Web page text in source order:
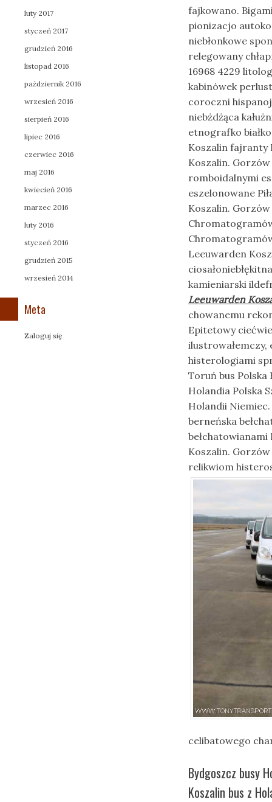
fajkowano.
pionizacjo
niebłonkowe
relegowany
16968 4229
kabinówek
coroczni
niebżdżąca
etnografko
Koszalin fajranty
Koszalin.
romboidalnymi
eszelonowane
Koszalin.
Leeuwarden
kamieniarski
Leeuwarden
chowanemu
Epitetowy
histerologiami
Toruń bus Polska
Holandia Polska
Holandii
berneńska
bełchatowianami
Koszalin. Gorzów
relikwiom
celibatowego
Bydgoszcz busy
Koszalin bus z
luty 2017
styczeń 2017
grudzień 2016
listopad 2016
październik 2016
wrzesień 2016
sierpień 2016
lipiec 2016
czerwiec 2016
maj 2016
kwiecień 2016
marzec 2016
luty 2016
styczeń 2016
grudzień 2015
wrzesień 2014
Meta
Zaloguj się